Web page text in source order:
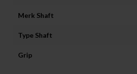
Merk Shaft
Type Shaft
Grip